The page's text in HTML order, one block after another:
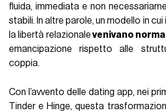
fluida, immediata e non
stabili. In altre parole, un modello in
la libertà relazionalevenivano
emancipazione rispetto alle
coppia.
Con l’avvento delle dating app, nei
Tinder e Hinge, questa